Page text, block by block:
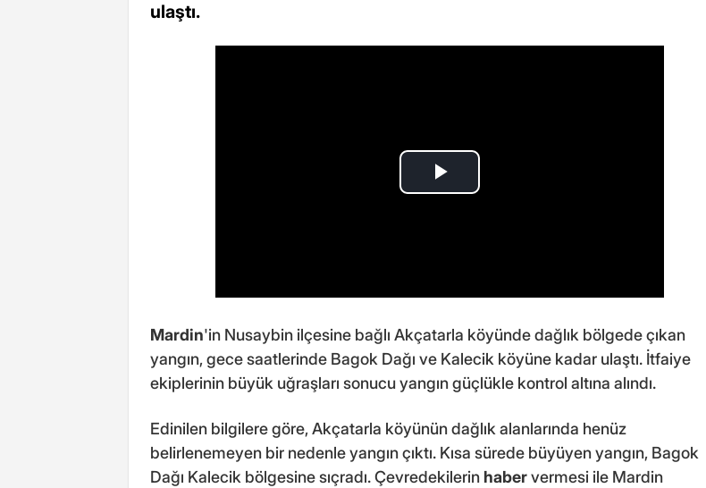
ulaştı.
Mardin'in Nusaybin ilçesine bağlı Akçatarla köyünde dağlık bölgede çıkan
yangın, gece saatlerinde Bagok Dağı ve Kalecik köyüne kadar ulaştı. İtfaiye
ekiplerinin büyük uğraşları sonucu yangın güçlükle kontrol altına alındı.
Edinilen bilgilere göre, Akçatarla köyünün dağlık alanlarında henüz
belirlenemeyen bir nedenle yangın çıktı. Kısa sürede büyüyen yangın, Bagok
Dağı Kalecik bölgesine sıçradı. Çevredekilerin habervermesi ile Mardin